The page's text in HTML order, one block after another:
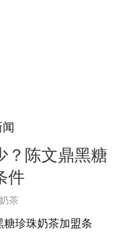
闻
？陈文鼎黑糖
件
茶
糖珍珠奶茶加盟条